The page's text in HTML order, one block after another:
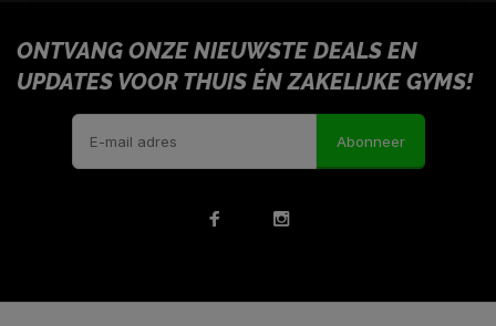
ONTVANG ONZE NIEUWSTE DEALS EN
UPDATES VOOR THUIS ÉN ZAKELIJKE GYMS!
Abonneer